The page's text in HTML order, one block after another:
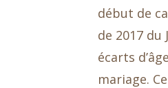
début de
de 2017
écarts
mariage.